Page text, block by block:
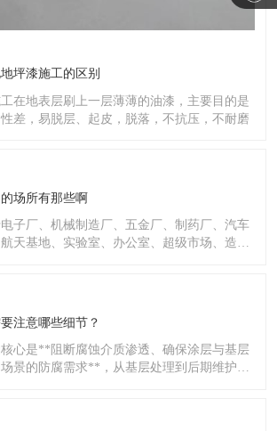
坪漆施工的区别
在地表层刷上一层薄薄的油漆，主要目的是
差，易脱层、起皮，脱落，不抗压，不耐磨
场所有那些啊
子厂、机械制造厂、五金厂、制药厂、汽车
天基地、实验室、办公室、超级市场、造纸
注意哪些细节？
心是**阻断腐蚀介质渗透、确保涂层与基层
景的防腐需求**，从基层处理到后期维护，